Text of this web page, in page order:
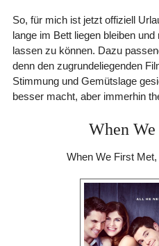
So, für mich ist jetzt offiziell
lange im Bett liegen bleiben
lassen zu können. Dazu
denn den zugrundeliegenden
Stimmung und Gemütslage
besser macht, aber immerhin
When
When We First